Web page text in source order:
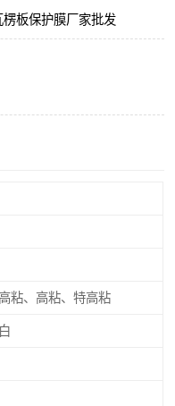
板保护膜厂家批发
粘、高粘、特高粘